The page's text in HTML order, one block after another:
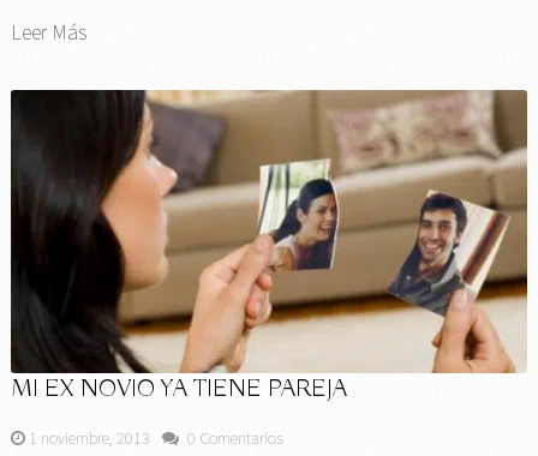
Leer Más
MI EX NOVIO YA TIENE PAREJA
1 noviembre, 2013 0 Comentarios